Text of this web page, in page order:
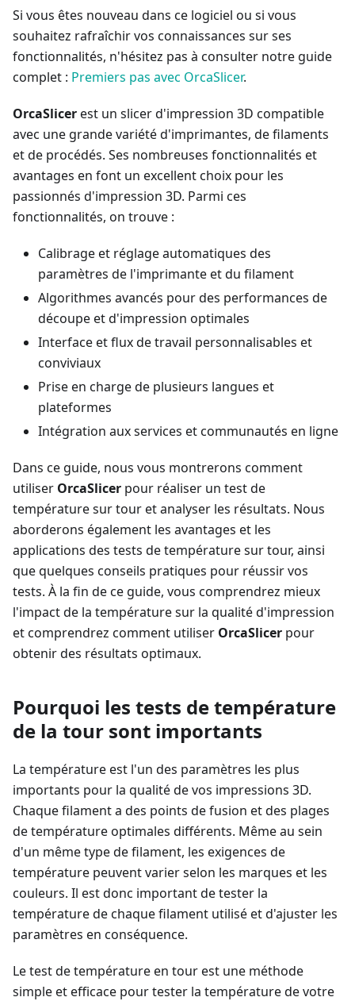
Si vous êtes nouveau dans ce logiciel ou si vous
souhaitez rafraîchir vos connaissances sur ses
fonctionnalités, n'hésitez pas à consulter notre guide
complet : Premiers pas avec OrcaSlicer.
OrcaSlicerest un slicer d'impression 3D compatible
avec une grande variété d'imprimantes, de filaments
et de procédés. Ses nombreuses fonctionnalités et
avantages en font un excellent choix pour les
passionnés d'impression 3D. Parmi ces
fonctionnalités, on trouve :
Calibrage et réglage automatiques des
paramètres de l'imprimante et du filament
Algorithmes avancés pour des performances de
découpe et d'impression optimales
Interface et flux de travail personnalisables et
conviviaux
Prise en charge de plusieurs langues et
plateformes
Intégration aux services et communautés en ligne
Dans ce guide, nous vous montrerons comment
utiliser OrcaSlicer pour réaliser un test de
température sur tour et analyser les résultats. Nous
aborderons également les avantages et les
applications des tests de température sur tour, ainsi
que quelques conseils pratiques pour réussir vos
tests. À la fin de ce guide, vous comprendrez mieux
l'impact de la température sur la qualité d'impression
et comprendrez comment utiliser OrcaSlicer pour
obtenir des résultats optimaux.
Pourquoi les tests de température
de la tour sont importants
La température est l'un des paramètres les plus
importants pour la qualité de vos impressions 3D.
Chaque filament a des points de fusion et des plages
de température optimales différents. Même au sein
d'un même type de filament, les exigences de
température peuvent varier selon les marques et les
couleurs. Il est donc important de tester la
température de chaque filament utilisé et d'ajuster les
paramètres en conséquence.
Le test de température en tour est une méthode
simple et efficace pour tester la température de votre